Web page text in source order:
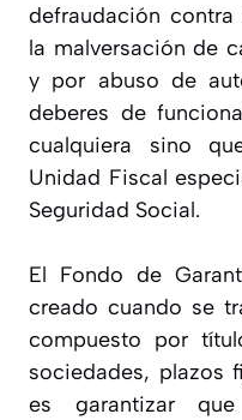
defraudación
la malversación de
y por abuso de
deberes de
cualquiera sino
Unidad Fiscal
Seguridad Social.
El Fondo de
creado cuando se
compuesto por
sociedades, plazos
es garantizar